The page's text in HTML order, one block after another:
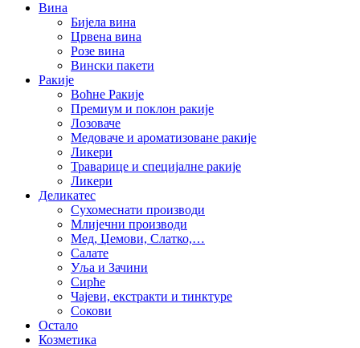
Вина
Бијела вина
Црвена вина
Розе вина
Вински пакети
Ракије
Воћне Ракије
Премиум и поклон ракије
Лозоваче
Медоваче и ароматизоване ракије
Ликери
Траварице и специјалне ракије
Ликери
Деликатес
Сухомеснати производи
Млијечни производи
Мед, Џемови, Слатко,…
Салате
Уља и Зачини
Сирће
Чајеви, екстракти и тинктуре
Сокови
Остало
Козметика